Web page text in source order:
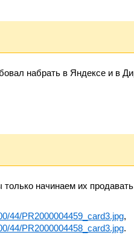
набрать в Яндексе и в
начинаем их
44/PR2000004459_card3.jpg,
44/PR2000004458_card3.jpg.